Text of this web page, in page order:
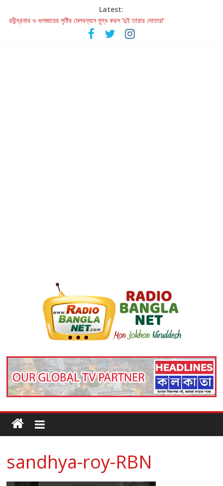
Latest:
রবীন্দ্রনাথ ও গুলজারের সৃষ্টির মেলবন্ধনে মুগ্ধ করল ‘দুই তারার দোতারা’
কলের গান থেকে রীলস্ — বাঙালির গান শোনার বিবর্তনের গল্প
জগন্নাথমঙ্গলম্ — বাংলায় প্রথমবার মঞ্চে এবার রথযাত্রার উদযাপন
sandhya-roy-RBN